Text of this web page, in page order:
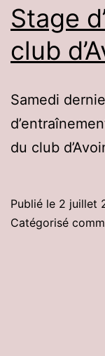
Stage
club
Samedi
du club
Publié le 2 juillet
Catégorisé